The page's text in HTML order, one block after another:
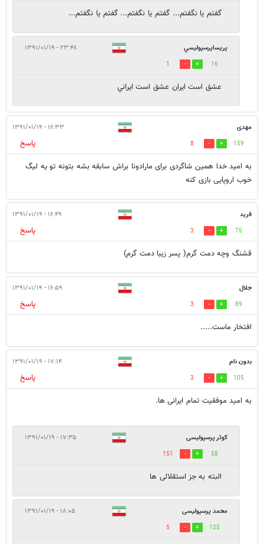
گفتم یا نگفتم... گفتم یا نگفتم... گفتم یا نگفتم...
پريساپرسپوليسي ۲۳:۴۸ - ۱۳۹۱/۰۱/۱۹
16
1
عشق است ايران عشق است ايراني
مهدی ۱۶:۳۳ - ۱۳۹۱/۰۱/۱۹
159
8
پاسخ
به امید خدا همین شاگردی برای مارادونا براش سابقه بشه بتونه تو یه لیگ
خوب اروپایی بازی کنه
فرید ۱۶:۴۹ - ۱۳۹۱/۰۱/۱۹
75
3
پاسخ
قشنگ وچه دمت گرم( پسر زیبا دمت گرم)
جلال ۱۶:۵۹ - ۱۳۹۱/۰۱/۱۹
89
3
پاسخ
افتخار ماست.....
بدون نام ۱۷:۱۴ - ۱۳۹۱/۰۱/۱۹
105
3
پاسخ
به امید موفقیت تمام ایرانی ها.
کوثر پرسپولیسی ۱۷:۳۵ - ۱۳۹۱/۰۱/۱۹
58
151
البته به جز استقلالی ها
محمد پرسپولیسی ۱۸:۰۵ - ۱۳۹۱/۰۱/۱۹
125
5